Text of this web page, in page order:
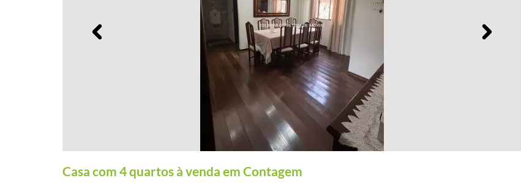
Casa com 4 quartos à venda em Contagem